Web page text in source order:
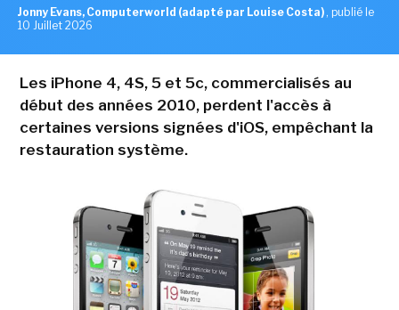
Jonny Evans, Computerworld (adapté par Louise Costa) , publié le
10 Juillet 2026
Les iPhone 4, 4S, 5 et 5c, commercialisés au
début des années 2010, perdent l'accès à
certaines versions signées d'iOS, empêchant la
restauration système.